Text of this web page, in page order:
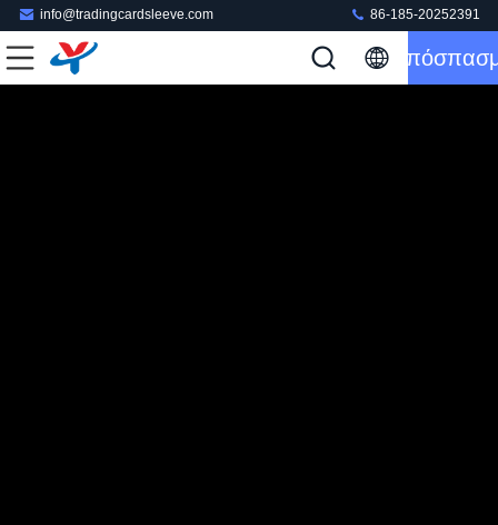
info@tradingcardsleeve.com 86-185-20252391